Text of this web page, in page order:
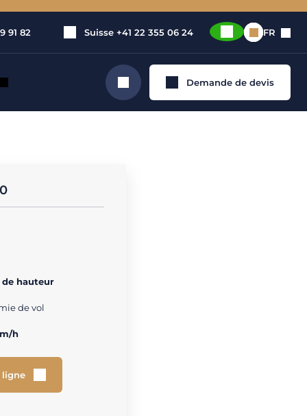
91 82 Suisse +41 22 355 06 24 FR
Rechercher Demande de devis
de hauteur
de vol
h
ligne